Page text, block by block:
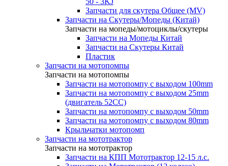
Запчасти для скутера Общее (MV)
Запчасти на Скутеры/Мопеды (Китай)
Запчасти на мопеды/мотоциклы/скутеры
Запчасти на Мопеды Китай
Запчасти на Скутеры Китай
Пластик
Запчасти на мотопомпы
Запчасти на мотопомпы
Запчасти на мотопомпу с выходом 100mm
Запчасти на мотопомпу с выходом 25mm
(двигатель 52CC)
Запчасти на мотопомпу с выходом 50mm
Запчасти на мотопомпу с выходом 80mm
Крыльчатки мотопомп
Запчасти на мототрактор
Запчасти на мототрактор
Запчасти на КПП Мототрактор 12-15 л.с.